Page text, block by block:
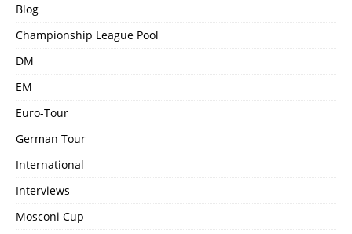
Blog
Championship League Pool
DM
EM
Euro-Tour
German Tour
International
Interviews
Mosconi Cup